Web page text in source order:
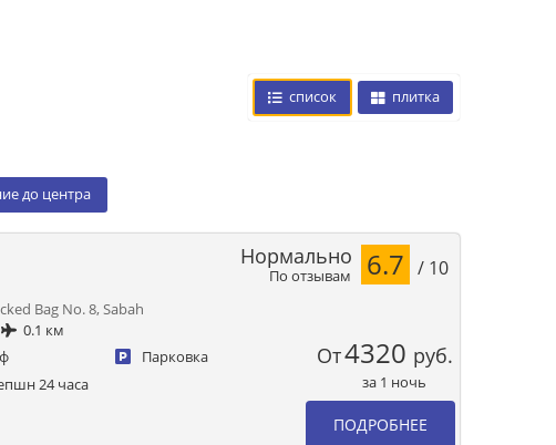
список плитка
до центра
Bag No. 8, Sabah
0.1 км
Парковка
24 часа
По отзывам
Нормально 6.7 / 10
От4320 руб.
за 1 ночь
ПОДРОБНЕЕ